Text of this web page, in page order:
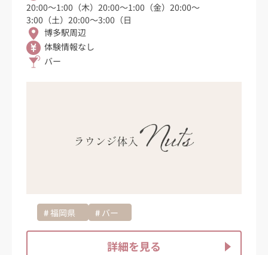
20:00〜1:00（木）20:00〜1:00（金）20:00〜
3:00（土）20:00〜3:00（日
博多駅周辺
体験情報なし
バー
福岡県 バー
詳細を見る